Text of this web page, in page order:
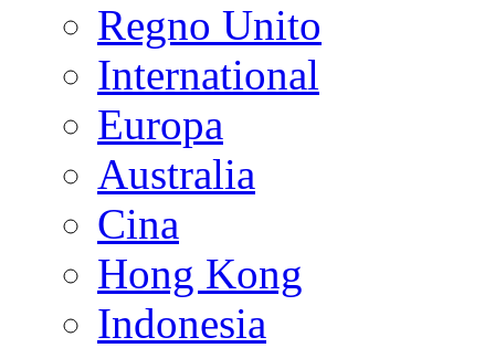
Regno Unito
International
Europa
Australia
Cina
Hong Kong
Indonesia